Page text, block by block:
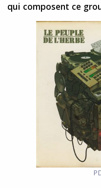
qui composent ce